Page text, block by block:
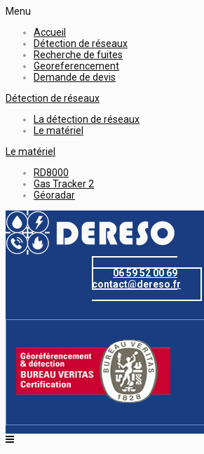
Menu
Accueil
Détection de réseaux
Recherche de fuites
Georeferencement
Demande de devis
Détection de réseaux
La détection de réseaux
Le matériel
Le matériel
RD8000
Gas Tracker 2
Géoradar
06 59 52 00 69
contact@dereso.fr